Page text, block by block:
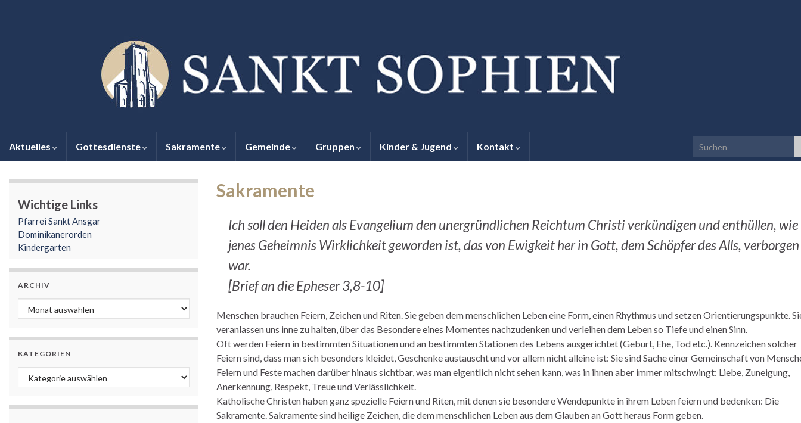
Aktuelles Gottesdienste Sakramente Gemeinde Gruppen Kinder & Jugend Kontakt Search for:
Sakramente
Ich soll den Heiden als Evangelium den unergründlichen Reichtum Christi verkündigen und enthüllen, wie
jenes Geheimnis Wirklichkeit geworden ist, das von Ewigkeit her in Gott, dem Schöpfer des Alls, verborgen
war.
[Brief an die Epheser 3,8-10]
Menschen brauchen Feiern, Zeichen und Riten. Sie geben dem menschlichen Leben eine Form, einen Rhythmus und setzen Orientierungspunkte.
veranlassen uns inne zu halten, über das Besondere eines Momentes nachzudenken und verleihen dem Leben so Tiefe und einen Sinn.
Oft werden Feiern in bestimmten Situationen und an bestimmten Stationen des Lebens ausgerichtet (Geburt, Ehe, Tod etc.). Kennzeichen solcher
Feiern sind, dass man sich besonders kleidet, Geschenke austauscht und vor allem nicht alleine ist: Sie sind Sache einer Gemeinschaft von
Feiern und Feste machen darüber hinaus sichtbar, was man eigentlich nicht sehen kann, was in ihnen aber immer mitschwingt: Liebe, Zuneigung,
Anerkennung, Respekt, Treue und Verlässlichkeit.
Katholische Christen haben ganz spezielle Feiern und Riten, mit denen sie besondere Wendepunkte in ihrem Leben feiern und bedenken: Die
Sakramente. Sakramente sind heilige Zeichen, die dem menschlichen Leben aus dem Glauben an Gott heraus Form geben.
Wichtige Links
Pfarrei Sankt Ansgar
Dominikanerorden
Kindergarten
ARCHIV
Archiv
KATEGORIEN
Kategorien